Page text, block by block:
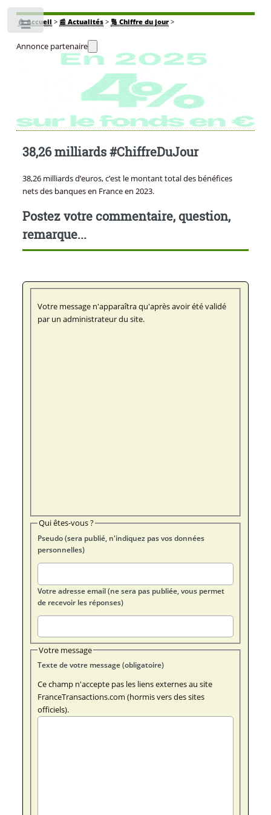
🏠Accueil > 📰 Actualités> 🔢 Chiffre du jour>
Annonce partenaire
38,26 milliards #ChiffreDuJour
38,26 milliards d’euros, c’est le montant total des bénéfices
nets des banques en France en 2023.
Postez votre commentaire, question,
remarque...
Votre message n'apparaîtra qu'après avoir été validé
par un administrateur du site.
Qui êtes-vous ?
Pseudo (sera publié, n'indiquez pas vos données
personnelles)
Votre adresse email (ne sera pas publiée, vous permet
de recevoir les réponses)
Votre message
Texte de votre message (obligatoire)
Ce champ n'accepte pas les liens externes au site
FranceTransactions.com (hormis vers des sites
officiels).
Toggle